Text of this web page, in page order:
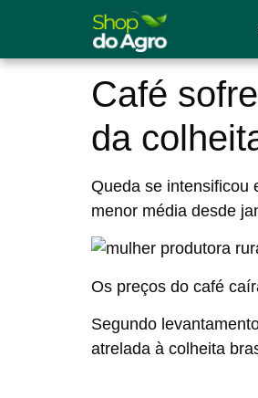
Café
da
Queda se intensificou
menor média desde
Os preços do café
Segundo
atrelada à colheita